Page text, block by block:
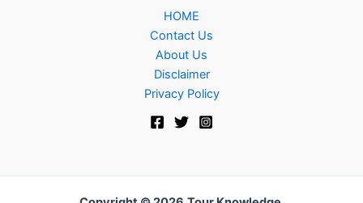
HOME
Contact Us
About Us
Disclaimer
Privacy Policy